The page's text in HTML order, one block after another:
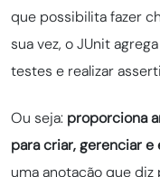
que possibilita fazer
sua vez, o JUnit
testes e realizar
Ou seja: proporciona
para criar, gerenciar
uma anotação que